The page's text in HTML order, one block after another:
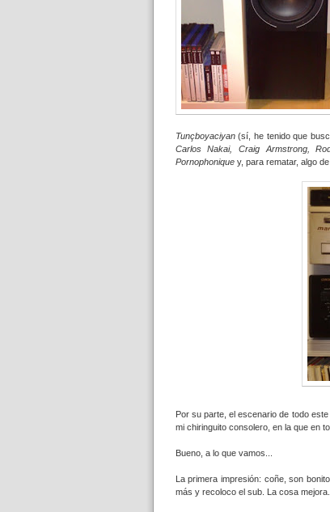
Tunçboyaciyan(sí, he tenido que
Carlos Nakai, Craig Armstrong,
Pornophoniquey, para rematar, algo de
Por su parte, el escenario de todo
mi chiringuito consolero, en la que en
Bueno, a lo que vamos...
La primera impresión: coñe, son
más y recoloco el sub. La cosa mejora...